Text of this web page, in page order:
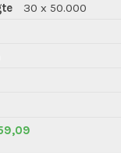
30 x 50.000